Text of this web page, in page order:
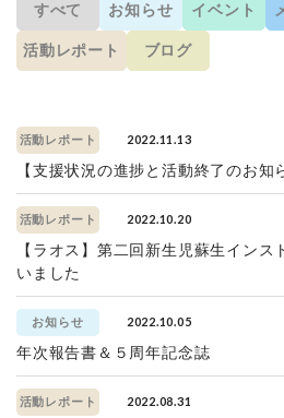
すべて お知らせ イベント
活動レポート ブログ
活動レポート 2022.11.13
【支援状況の進捗と活動終了のお知
活動レポート 2022.10.20
【ラオス】第二回新生児蘇生イン
いました
お知らせ 2022.10.05
年次報告書＆５周年記念誌
活動レポート 2022.08.31